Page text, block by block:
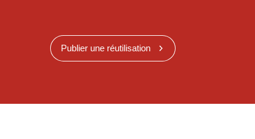
Publier une réutilisation